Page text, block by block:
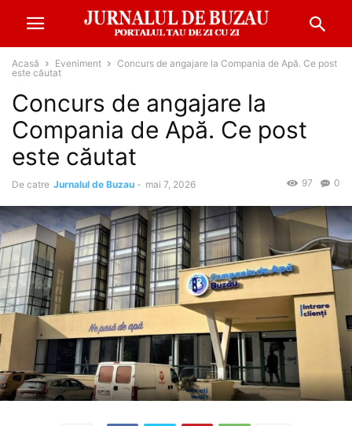
Acasă Eveniment
Concurs de angajare la Compania de Apă. Ce post
este căutat
Concurs de angajare la
Compania de Apă. Ce post
este căutat
De catre Jurnalul de Buzau - mai 7, 2026 0
97